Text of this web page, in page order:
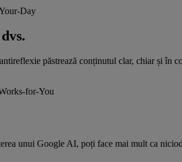
păstrează conținutul clar, chiar și în
unui Google AI, poți face mai mult ca